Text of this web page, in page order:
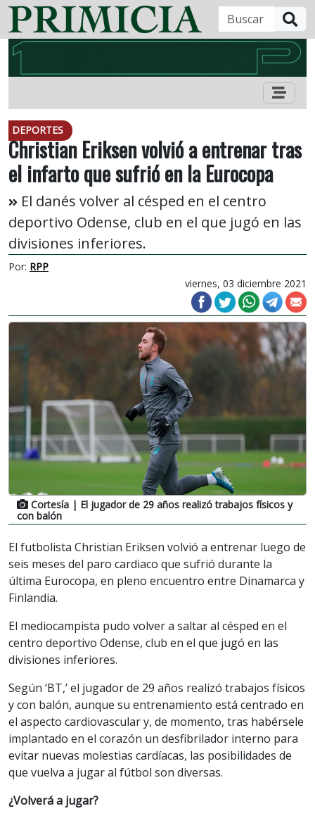
DEPORTES
Christian Eriksen volvió a entrenar tras
el infarto que sufrió en la Eurocopa
El danés volver al césped en el centro
deportivo Odense, club en el que jugó en las
divisiones inferiores.
Por: RPP
viernes, 03 diciembre 2021
Cortesía | El jugador de 29 años realizó trabajos físicos y
con balón
El futbolista Christian Eriksen volvió a entrenar luego de
seis meses del paro cardiaco que sufrió durante la
última Eurocopa, en pleno encuentro entre Dinamarca y
Finlandia.
El mediocampista pudo volver a saltar al césped en el
centro deportivo Odense, club en el que jugó en las
divisiones inferiores.
Según ‘BT,’ el jugador de 29 años realizó trabajos físicos
y con balón, aunque su entrenamiento está centrado en
el aspecto cardiovascular y, de momento, tras habérsele
implantado en el corazón un desfibrilador interno para
evitar nuevas molestias cardíacas, las posibilidades de
que vuelva a jugar al fútbol son diversas.
¿Volverá a jugar?